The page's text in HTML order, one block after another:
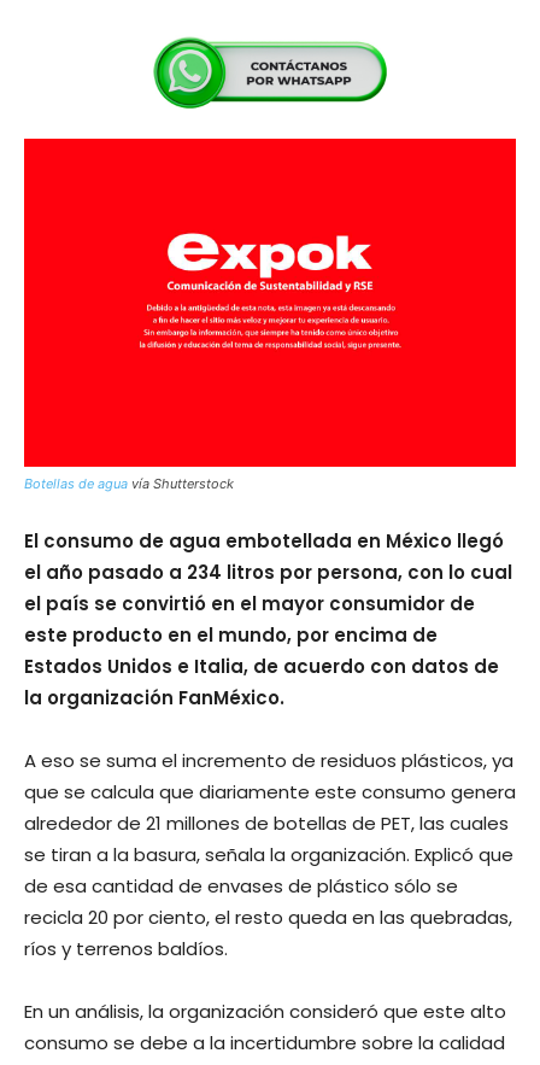
Botellas de agua vía Shutterstock
El consumo de agua embotellada en México llegó
el año pasado a 234 litros por persona, con lo cual
el país se convirtió en el mayor consumidor de
este producto en el mundo, por encima de
Estados Unidos e Italia, de acuerdo con datos de
la organización FanMéxico.
A eso se suma el incremento de residuos plásticos, ya
que se calcula que diariamente este consumo genera
alrededor de 21 millones de botellas de PET, las cuales
se tiran a la basura, señala la organización. Explicó que
de esa cantidad de envases de plástico sólo se
recicla 20 por ciento, el resto queda en las quebradas,
ríos y terrenos baldíos.
En un análisis, la organización consideró que este alto
consumo se debe a la incertidumbre sobre la calidad